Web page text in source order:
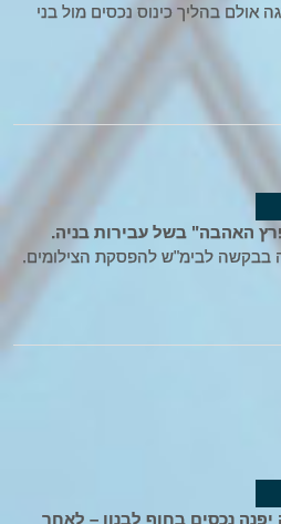
אולם בהליך כינוס נכסים מול בני
האהבה" בשל עבירות בניה.
בבקשה לבימ"ש להפסקת הצילומים.
נכסים בחוף לבנון – לאחר